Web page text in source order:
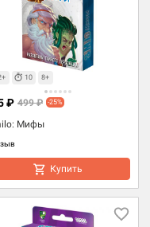
10 8+
Мифы
₽ 499 ₽ -25%
Купить